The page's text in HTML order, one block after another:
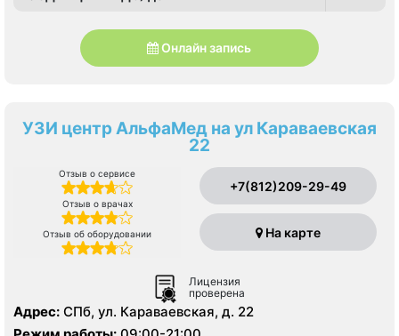
Онлайн запись
УЗИ центр АльфаМед на ул Караваевская
22
Отзыв о сервисе
Отзыв о врачах
Отзыв об оборудовании
+7(812)209-29-49
На карте
Лицензия
проверена
Адрес: СПб, ул. Караваевская, д. 22